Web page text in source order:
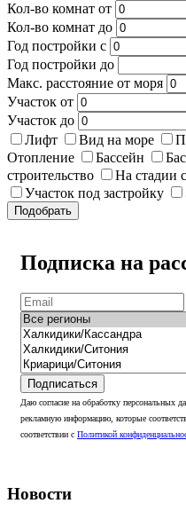
Кол-во комнат от
Кол-во комнат до
Год постройки с
Год постройки до
Макс. расстояние от моря
Участок от
Участок до
Лифт
Вид на море
Отопление
Бассейн
строительство
На стадии
Участок под застройку
Подобрать
Подписка на
Подписаться
Даю согласие на обработку персональных
рекламную информацию, которые
соответствии с Политикой
Новости